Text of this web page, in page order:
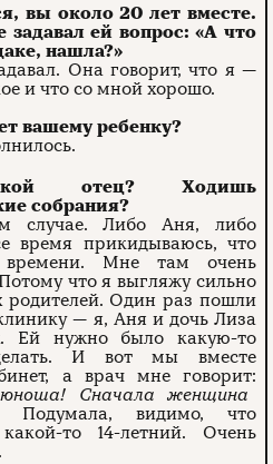
вы около 20 лет вместе.
задавал ей вопрос: «А что
нашла?»
Она говорит, что я —
и что со мной хорошо.
вашему ребенку?
отец? Ходишь
собрания?
случае. Либо Аня, либо
время прикидываюсь, что
Мне там очень
что я выгляжу сильно
родителей. Один раз пошли
— я, Аня и дочь Лиза
Ей нужно было какую-то
И вот мы вместе
а врач мне говорит:
Сначала женщина
Подумала, видимо, что
то 14-летний. Очень